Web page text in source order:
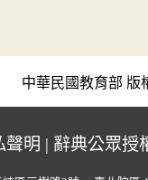
中華民國教育部 版
聲明 | 辭典公眾授